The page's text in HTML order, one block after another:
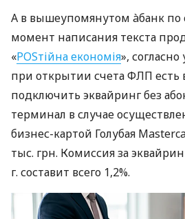
А в вышеупомянутом àбанк по
момент написания текста
«POSтійна економія»,
при открытии счета ФЛП есть
подключить эквайринг без
терминал в случае
бизнес-картой Голубая
тыс. грн. Комиссия за
г. составит всего 1,2%.